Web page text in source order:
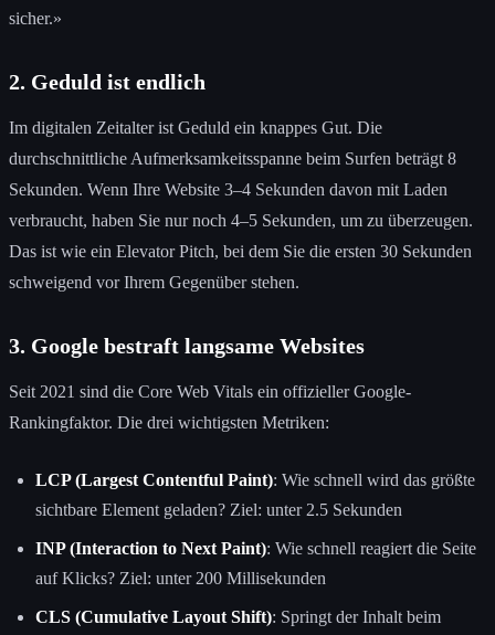
sicher.»
2. Geduld ist endlich
Im digitalen Zeitalter ist Geduld ein knappes Gut. Die
durchschnittliche Aufmerksamkeitsspanne beim Surfen beträgt 8
Sekunden. Wenn Ihre Website 3–4 Sekunden davon mit Laden
verbraucht, haben Sie nur noch 4–5 Sekunden, um zu überzeugen.
Das ist wie ein Elevator Pitch, bei dem Sie die ersten 30 Sekunden
schweigend vor Ihrem Gegenüber stehen.
3. Google bestraft langsame Websites
Seit 2021 sind die Core Web Vitals ein offizieller Google-
Rankingfaktor. Die drei wichtigsten Metriken:
LCP (Largest Contentful Paint): Wie schnell wird das größte
sichtbare Element geladen? Ziel: unter 2.5 Sekunden
INP (Interaction to Next Paint): Wie schnell reagiert die Seite
auf Klicks? Ziel: unter 200 Millisekunden
CLS (Cumulative Layout Shift): Springt der Inhalt beim